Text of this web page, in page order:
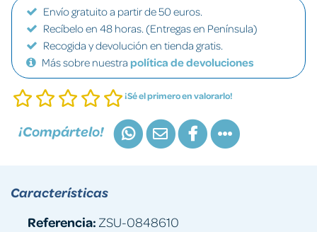
Envío gratuito a partir de 50 euros.
Recíbelo en 48 horas. (Entregas en Península)
Recogida y devolución en tienda gratis.
Más sobre nuestra política de devoluciones
¡Sé el primero en valorarlo!
¡Compártelo!
Características
Referencia: ZSU-0848610